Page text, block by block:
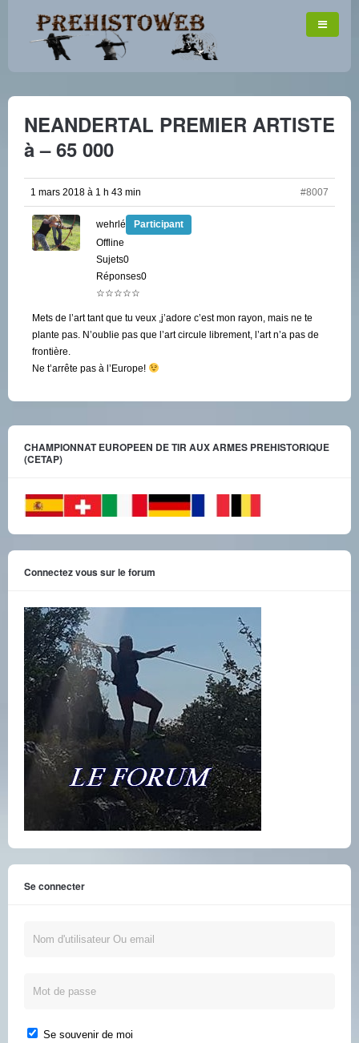
NEANDERTAL PREMIER ARTISTE
à – 65 000
1 mars 2018 à 1 h 43 min #8007
wehrlé
Participant
Offline
Sujets0
Réponses0
☆☆☆☆☆
Mets de l’art tant que tu veux ,j’adore c’est mon rayon, mais ne te
plante pas. N’oublie pas que l’art circule librement, l’art n’a pas de
frontière.
Ne t’arrête pas à l’Europe!
CHAMPIONNAT EUROPEEN DE TIR AUX ARMES PREHISTORIQUE
(CETAP)
Connectez vous sur le forum
Se connecter
Se souvenir de moi